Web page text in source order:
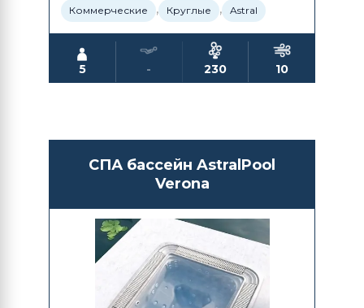
Коммерческие , Круглые , Astral
5 - 230 10
СПА бассейн AstralPool
Verona